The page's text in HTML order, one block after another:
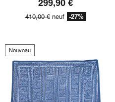
299,90 €
410,00 € neuf -27%
Nouveau